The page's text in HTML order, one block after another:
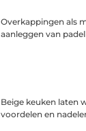
Overkappingen als
aanleggen van
Beige keuken laten
voordelen en